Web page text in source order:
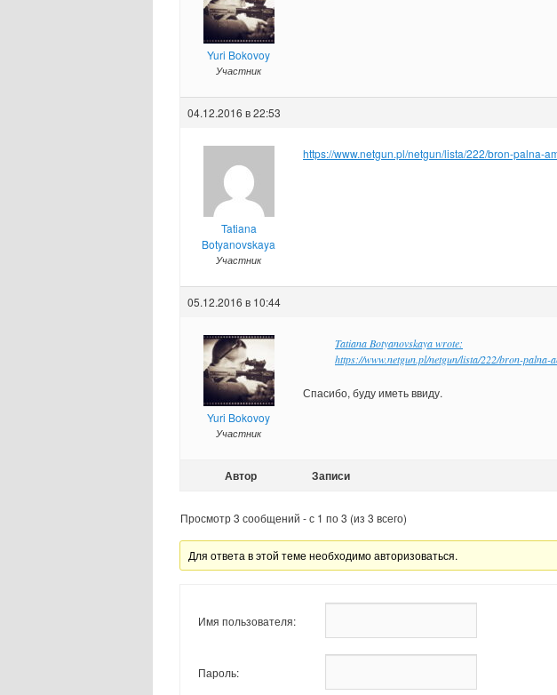
Yuri Bokovoy
Участник
04.12.2016 в 22:53
Tatiana
Botyanovskaya
Участник
https://www.netgun.pl/netgun/lista/222/bron-palna-
05.12.2016 в 10:44
Yuri Bokovoy
Участник
Tatiana Botyanovskaya wrote:
https://www.netgun.pl/netgun/lista/222/bron-
Спасибо, буду иметь ввиду.
Автор Записи
Просмотр 3 сообщений - с 1 по 3 (из 3 всего)
Для ответа в этой теме необходимо авторизоваться.
Имя пользователя:
Пароль: